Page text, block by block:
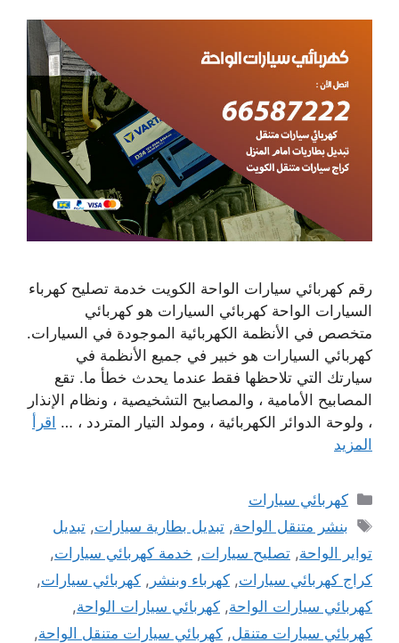
رقم كهربائي سيارات الواحة الكويت خدمة تصليح كهرباء
السيارات الواحة كهربائي السيارات هو كهربائي
متخصص في الأنظمة الكهربائية الموجودة في السيارات.
كهربائي السيارات هو خبير في جميع الأنظمة في
سيارتك التي تلاحظها فقط عندما يحدث خطأ ما. تقع
المصابيح الأمامية ، والمصابيح التشخيصية ، ونظام الإنذار
، ولوحة الدوائر الكهربائية ، ومولد التيار المتردد ، … اقرأ
المزيد
التصنيفات
كهربائي سيارات
الوسوم
بنشر متنقل الواحة,تبديل بطارية سيارات,تبديل
تواير الواحة, تصليح سيارات, خدمة كهربائي سيارات,
كراج كهربائي سيارات, كهرباء وبنشر , كهربائي سيارات,
كهربائي سيارات الواحة, كهربائي سيارات الواحة,
كهربائي سيارات متنقل, كهربائي سيارات متنقل الواحة,